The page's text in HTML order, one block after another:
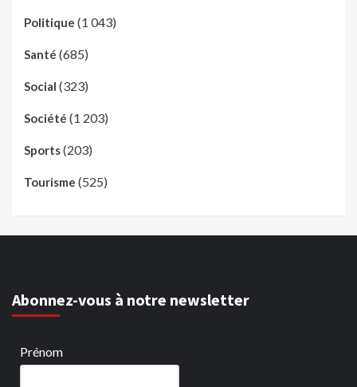
Politique (1 043)
Santé (685)
Social (323)
Société (1 203)
Sports(203)
Tourisme (525)
Abonnez-vous à notre newsletter
Prénom